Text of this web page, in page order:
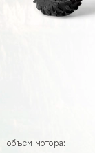
объем мотора: